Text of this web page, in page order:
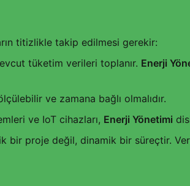
titizlikle takip edilmesi gerekir:
tüketim verileri toplanır. Enerji
ve zamana bağlı olmalıdır.
ve IoT cihazları, Enerji Yönetimi
bir proje değil, dinamik bir süreçtir.